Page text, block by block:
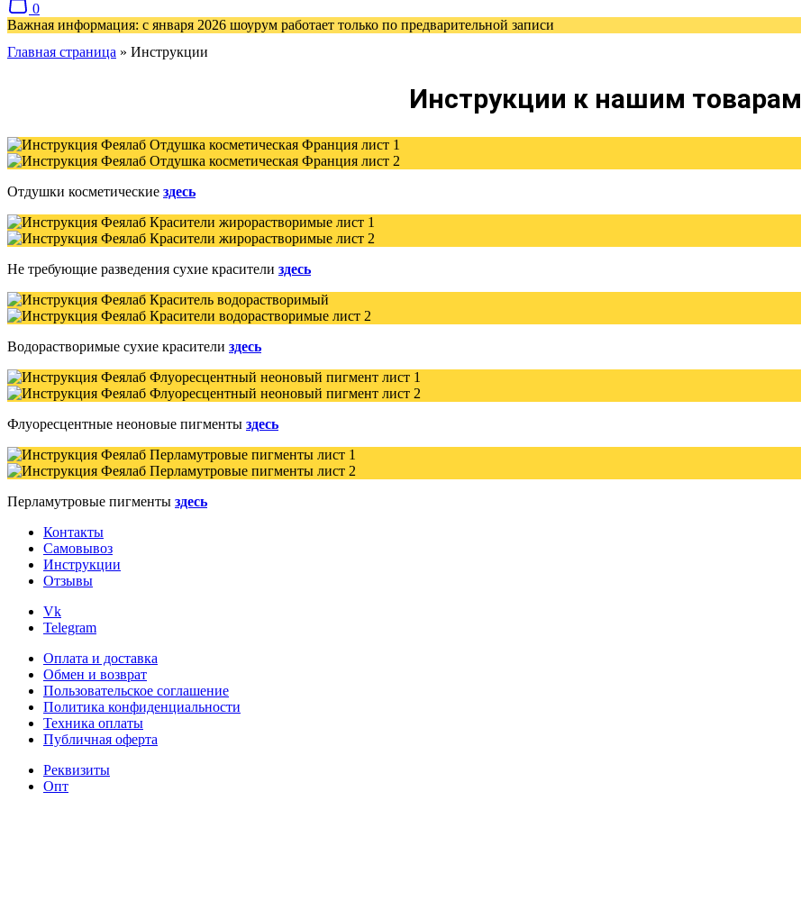
0
Важная информация: с января 2026 шоурум работает только по предварительной записи
Главная страница » Инструкции
Инструкции к нашим товарам
Отдушки косметические здесь
Не требующие разведения сухие красители здесь
Водорастворимые сухие красители здесь
Флуоресцентные неоновые пигменты здесь
Перламутровые пигменты здесь
Контакты
Самовывоз
Инструкции
Отзывы
Vk
Telegram
Оплата и доставка
Обмен и возврат
Пользовательское соглашение
Политика конфиденциальности
Техника оплаты
Публичная оферта
Реквизиты
Опт